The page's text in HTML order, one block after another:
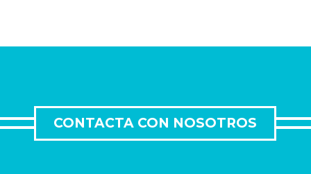
CONTACTA CON NOSOTROS